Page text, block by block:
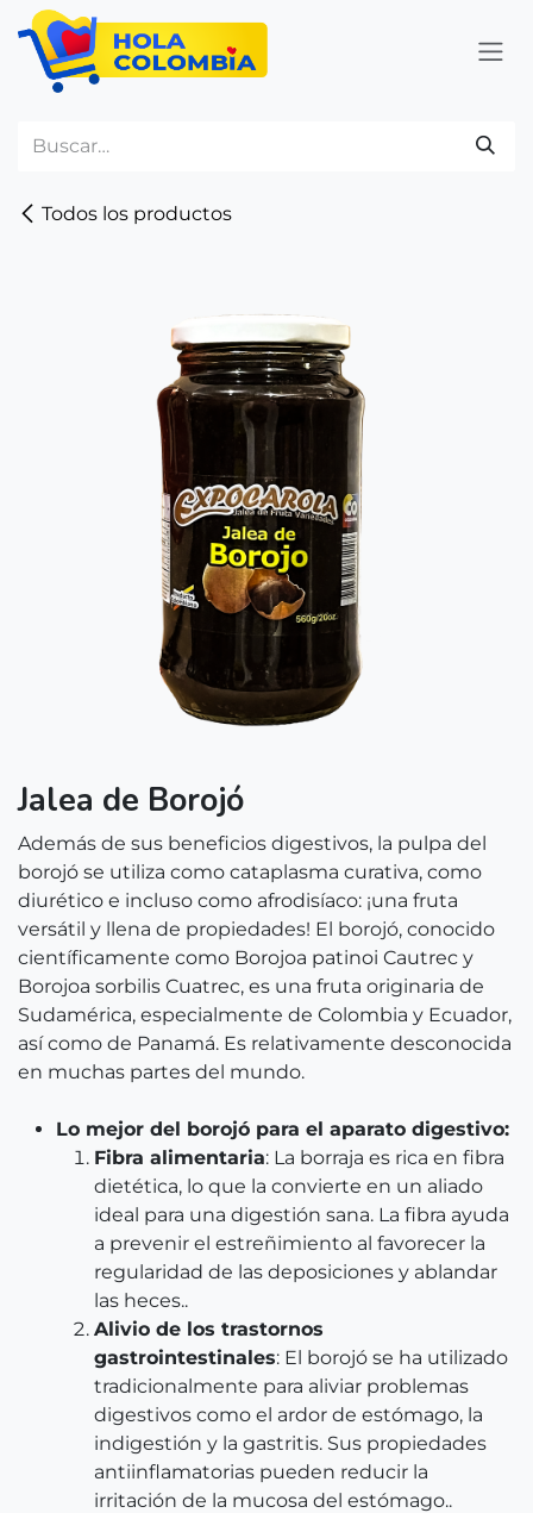
Ir al contenido
Todos los productos
Jalea de Borojó
Además de sus beneficios digestivos, la pulpa del
borojó se utiliza como cataplasma curativa, como
diurético e incluso como afrodisíaco: ¡una fruta
versátil y llena de propiedades! El borojó, conocido
científicamente como Borojoa patinoi Cautrec y
Borojoa sorbilis Cuatrec, es una fruta originaria de
Sudamérica, especialmente de Colombia y Ecuador,
así como de Panamá. Es relativamente desconocida
en muchas partes del mundo.
Lo mejor del borojó para el aparato digestivo:
Fibra alimentaria: La borraja es rica en fibra
dietética, lo que la convierte en un aliado
ideal para una digestión sana. La fibra ayuda
a prevenir el estreñimiento al favorecer la
regularidad de las deposiciones y ablandar
las heces..
Alivio de los trastornos
gastrointestinales: El borojó se ha utilizado
tradicionalmente para aliviar problemas
digestivos como el ardor de estómago, la
indigestión y la gastritis. Sus propiedades
antiinflamatorias pueden reducir la
irritación de la mucosa del estómago..